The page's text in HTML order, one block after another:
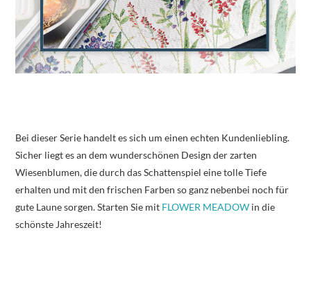
Bei dieser Serie handelt es sich um einen echten Kundenliebling.
Sicher liegt es an dem wunderschönen Design der zarten
Wiesenblumen, die durch das Schattenspiel eine tolle Tiefe
erhalten und mit den frischen Farben so ganz nebenbei noch für
gute Laune sorgen. Starten Sie mit FLOWER MEADOW in die
schönste Jahreszeit!